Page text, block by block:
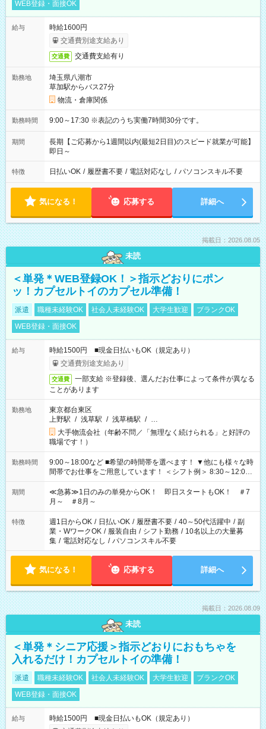
WEB登録・面接OK
給与
時給1600円
交通費別途支給あり
交通費 交通費支給有り
勤務地
埼玉県八潮市
草加駅からバス27分
物流・倉庫関係
勤務時間 9:00～17:30 ※表記のうち実働7時間30分です。
期間
長期【ご応募から1週間以内(最短2日目)のスピード就業が可能】
即日～
特徴 日払いOK / 履歴書不要 / 電話対応なし / パソコンスキル不要
気になる！ 応募する 詳細へ
掲載日：2026.08.05
未読
＜単発＊WEB登録OK！＞指示どおりにポン
ッ！カプセルトイのカプセル準備！
派遣 職種未経験OK 社会人未経験OK 大学生歓迎
ブランクOK
WEB登録・面接OK
給与
時給1500円 ■現金日払いもOK（規定あり）
交通費別途支給あり
交通費
一部支給 ※登録後、選んだお仕事によって条件が異なる
ことがあります
勤務地
東京都台東区
上野駅 / 浅草駅 / 浅草橋駅 / …
大手物流会社（年齢不問／「無理なく続けられる」と好評の
職場です！）
勤務時間
9:00～18:00など ■希望の時間帯を選べます！ ▼他にも様々な時
間帯でお仕事をご用意しています！ ＜シフト例＞ 8:30～12:00
17:00～22:00 13:00～22:00 22:00～翌6:00 など
期間
≪急募≫1日のみの単発からOK！ 即日スタートもOK！ ＃7
月～ ＃8月～
特徴 週1日からOK / 日払いOK / 履歴書不要 / 40～50代活躍中 / 副
業・WワークOK / 服装自由 / シフト勤務 / 10名以上の大量募
集 / 電話対応なし / パソコンスキル不要
気になる！ 応募する 詳細へ
掲載日：2026.08.09
未読
＜単発＊シニア応援＞指示どおりにおもちゃを
入れるだけ！カプセルトイの準備！
派遣 職種未経験OK 社会人未経験OK 大学生歓迎
ブランクOK
WEB登録・面接OK
給与
時給1500円 ■現金日払いもOK（規定あり）